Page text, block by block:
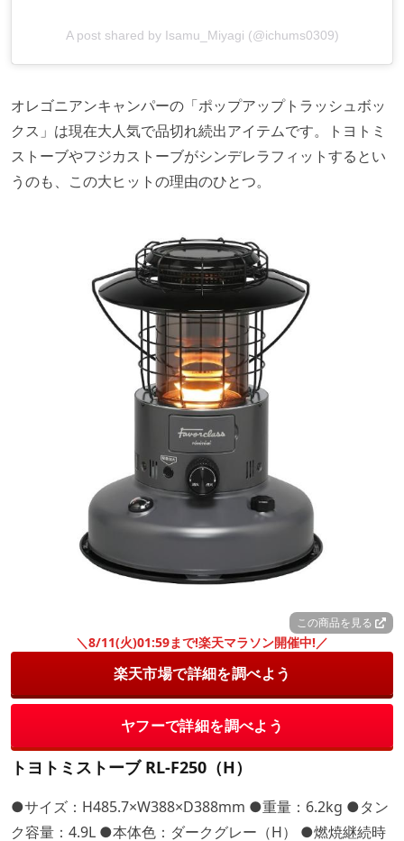
A post shared by Isamu_Miyagi (@ichums0309)
オレゴニアンキャンパーの「ポップアップトラッシュボッ
クス」は現在大人気で品切れ続出アイテムです。トヨトミ
ストーブやフジカストーブがシンデレラフィットするとい
うのも、この大ヒットの理由のひとつ。
この商品を見る
＼8/11(火)01:59まで!楽天マラソン開催中!／
楽天市場で詳細を調べよう
ヤフーで詳細を調べよう
トヨトミストーブ RL-F250（H）
●サイズ：H485.7×W388×D388mm ●重量：6.2kg ●タン
ク容量：4.9L ●本体色：ダークグレー（H） ●燃焼継続時